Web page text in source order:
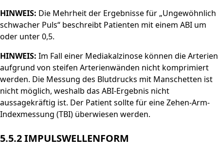
HINWEIS: Die Mehrheit der Ergebnisse für „Ungewöhnlich
schwacher Puls“ beschreibt Patienten mit einem ABI um
oder unter 0,5.
HINWEIS: Im Fall einer Mediakalzinose können die Arterien
aufgrund von steifen Arterienwänden nicht komprimiert
werden. Die Messung des Blutdrucks mit Manschetten ist
nicht möglich, weshalb das ABI-Ergebnis nicht
aussagekräftig ist. Der Patient sollte für eine Zehen-Arm-
Indexmessung (TBI) überwiesen werden.
5.5.2 IMPULSWELLENFORM